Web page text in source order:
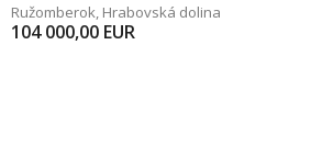
Ružomberok, Hrabovská dolina
104 000,00 EUR